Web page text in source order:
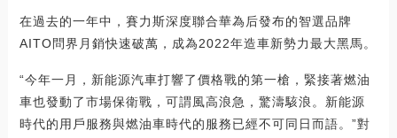
在過去的一年中，賽力斯深度聯合華為后發布的智選品牌
AITO問界月銷快速破萬，成為2022年造車新勢力最大黑馬。
“今年一月，新能源汽車打響了價格戰的第一槍，緊接著燃油
車也發動了市場保衛戰，可謂風高浪急，驚濤駭浪。新能源
時代的用戶服務與燃油車時代的服務已經不可同日而語。”對